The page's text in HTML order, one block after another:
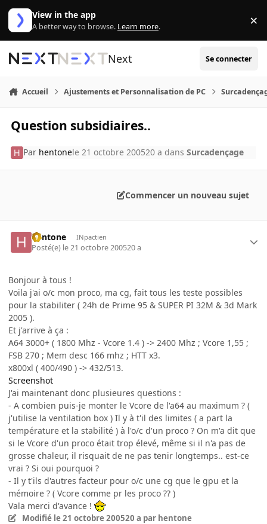
Aller au contenu
View in the app
A better way to browse. Learn more. ×
Next Se connecter
Accueil Ajustements et Personnalisation de PC
Question subsidiaires..
Par hentonele 21 octobre 200520 a dansSurcadençage
Commencer un nouveau sujet
hentone INpactien
Posté(e) le 21 octobre 200520 a
Bonjour à tous !
Voila j'ai o/c mon proco, ma cg, fait tous les teste possibles
pour la stabiliter ( 24h de Prime 95 & SUPER PI 32M & 3d Mark
2005 ).
Et j'arrive à ça :
A64 3000+ ( 1800 Mhz - Vcore 1.4 ) -> 2400 Mhz ; Vcore 1,55 ;
FSB 270 ; Mem desc 166 mhz ; HTT x3.
x800xl ( 400/490 ) -> 432/513.
Screenshot
J'ai maintenant donc plusieures questions :
- A combien puis-je monter le Vcore de l'a64 au maximum ? (
j'utilise la ventilation box ) Il y à t'il des limites ( a part la
température et la stabilité ) à l'o/c d'un proco ? On m'a dit que
si le Vcore d'un proco était trop élevé, même si il n'a pas de
grosse chaleur, il risquait de ne pas tenir longtemps.. est-ce
vrai ? Si oui pourquoi ?
- Il y t'ils d'autres facteur pour o/c une cg que le gpu et la
mémoire ? ( Vcore comme pr les proco ?? )
Vala merci d'avance !
Modifié le 21 octobre 200520 a par hentone